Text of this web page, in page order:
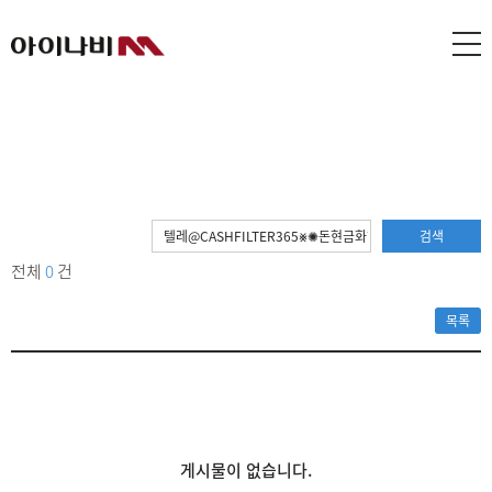
검색
전체 0건
목록
게시물이 없습니다.